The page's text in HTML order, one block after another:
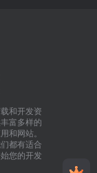
和开发资
富多样的
和网站。
都有适合
您的开发